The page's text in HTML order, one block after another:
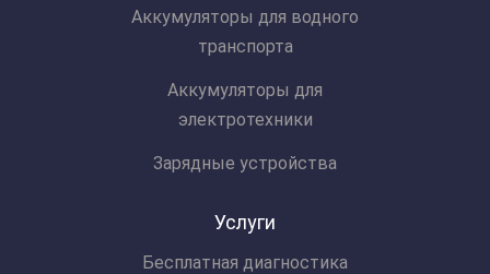
Аккумуляторы для водного
транспорта
Аккумуляторы для
электротехники
Зарядные устройства
Услуги
Бесплатная диагностика